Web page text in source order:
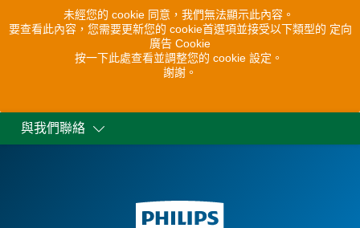
未經您的 cookie 同意，我們無法顯示此內容。
要查看此內容，您需要更新您的 cookie首選項並接受以下類型的 定向
廣告 Cookie
按一下此處查看並調整您的 cookie 設定。
謝謝。
與我們聯絡